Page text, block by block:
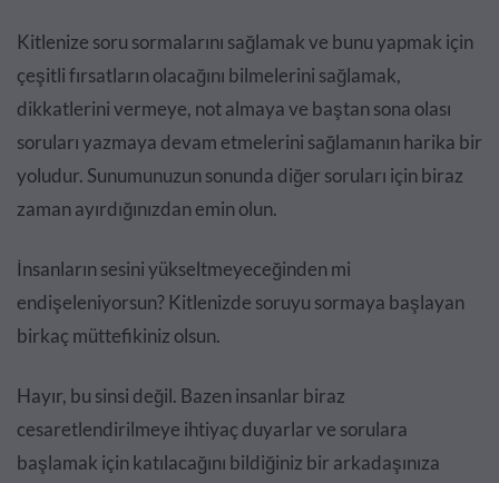
Kitlenize soru sormalarını sağlamak ve bunu yapmak için
çeşitli fırsatların olacağını bilmelerini sağlamak,
dikkatlerini vermeye, not almaya ve baştan sona olası
soruları yazmaya devam etmelerini sağlamanın harika bir
yoludur. Sunumunuzun sonunda diğer soruları için biraz
zaman ayırdığınızdan emin olun.
İnsanların sesini yükseltmeyeceğinden mi
endişeleniyorsun? Kitlenizde soruyu sormaya başlayan
birkaç müttefikiniz olsun.
Hayır, bu sinsi değil. Bazen insanlar biraz
cesaretlendirilmeye ihtiyaç duyarlar ve sorulara
başlamak için katılacağını bildiğiniz bir arkadaşınıza